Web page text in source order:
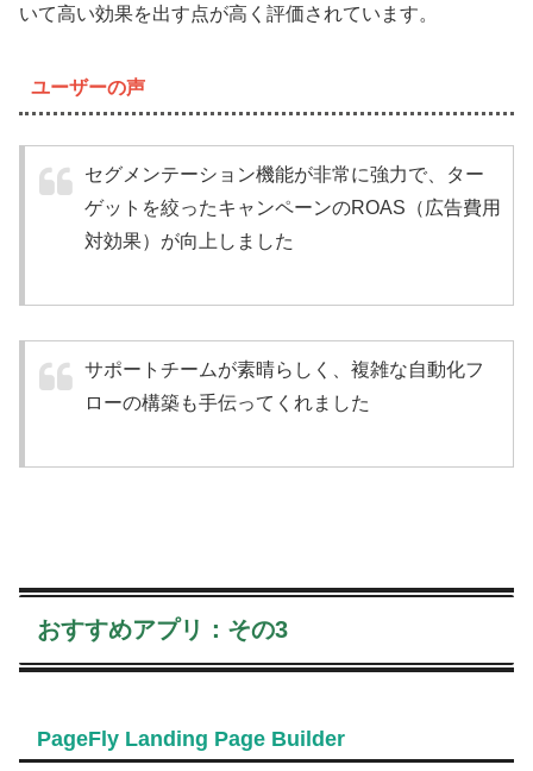
いて高い効果を出す点が高く評価されています。
ユーザーの声
セグメンテーション機能が非常に強力で、ター
ゲットを絞ったキャンペーンのROAS（広告費用
対効果）が向上しました
サポートチームが素晴らしく、複雑な自動化フ
ローの構築も手伝ってくれました
おすすめアプリ：その3
PageFly Landing Page Builder